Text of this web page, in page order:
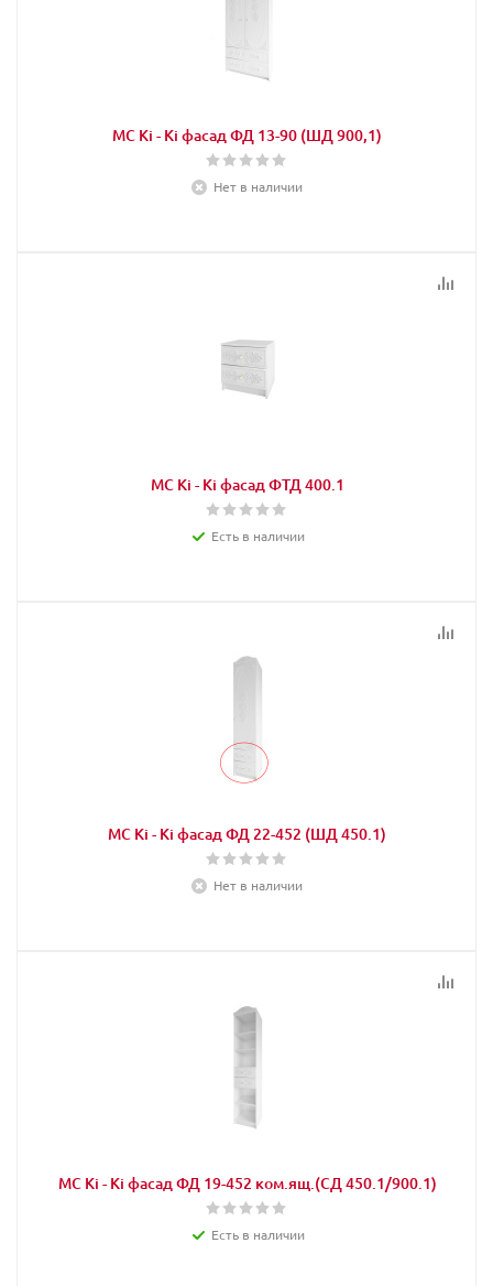
МС Кi - Кi фасад ФД 13-90 (ШД 900,1)
Нет в наличии
МС Кi - Кi фасад ФТД 400.1
Есть в наличии
МС Кi - Кi фасад ФД 22-452 (ШД 450.1)
Нет в наличии
МС Кi - Кi фасад ФД 19-452 ком.ящ.(СД 450.1/900.1)
Есть в наличии